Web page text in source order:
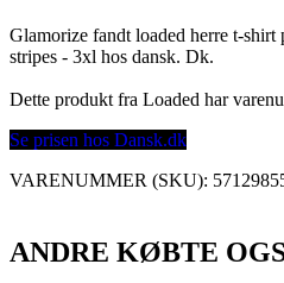
Glamorize fandt loaded herre t-shirt
stripes - 3xl hos dansk. Dk.
Dette produkt fra Loaded har
Se prisen hos Dansk.dk
VARENUMMER (SKU):
ANDRE KØBTE